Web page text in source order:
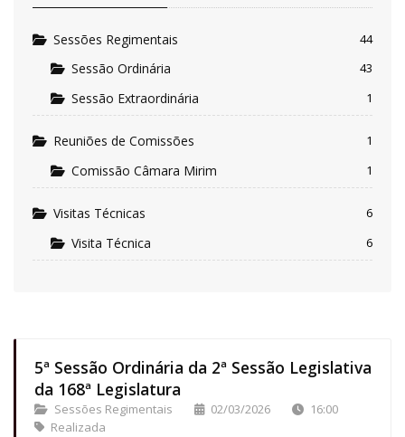
5ª Sessão Ordinária da 2ª Sessão Legislativa
da 168ª Legislatura
Sessões Regimentais 02/03/2026
16:00
Realizada
Sessões Regimentais 44
Sessão Ordinária 43
Sessão Extraordinária 1
Reuniões de Comissões 1
Comissão Câmara Mirim 1
Visitas Técnicas 6
Visita Técnica 6